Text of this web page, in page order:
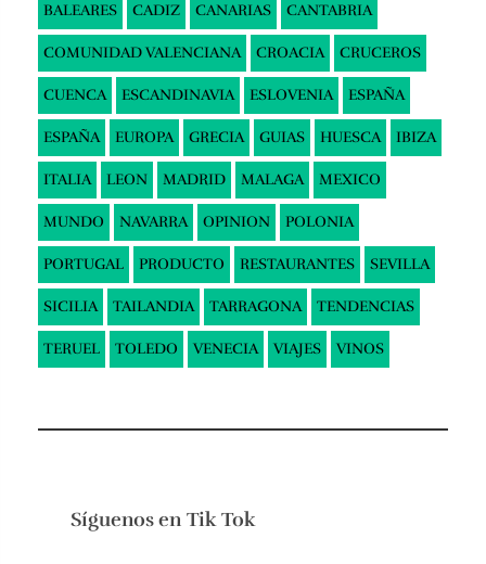
BALEARES CADIZ CANARIAS CANTABRIA
COMUNIDAD VALENCIANA CROACIA CRUCEROS
CUENCA ESCANDINAVIA ESLOVENIA ESPAÑA
ESPAÑA EUROPA GRECIA GUIAS HUESCA IBIZA
ITALIA LEON MADRID MALAGA MEXICO
MUNDO NAVARRA OPINION POLONIA
PORTUGAL PRODUCTO RESTAURANTES SEVILLA
SICILIA TAILANDIA TARRAGONA TENDENCIAS
TERUEL TOLEDO VENECIA VIAJES VINOS
Síguenos en Tik Tok